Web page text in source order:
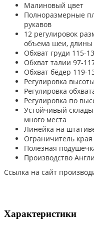
Малиновый цвет
Полноразмерные
рукавов
12 регулировок
объема шеи,
Обхват груди 115-
Обхват талии 97-
Обхват бёдер 119-
Регулировка
Регулировка
Регулировка по
Устойчивый
много места
Линейка на
Ограничитель
Полезная
Производство
Ссылка на сайт
Характеристики